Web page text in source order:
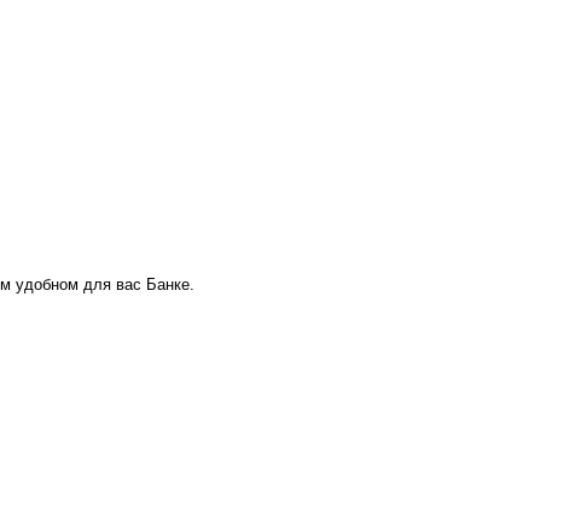
удобном для вас Банке.